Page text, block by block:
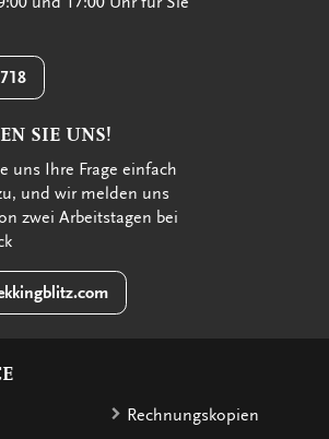
SIE UNS!
uns Ihre Frage einfach
und wir melden uns
zwei Arbeitstagen bei
Rechnungskopien